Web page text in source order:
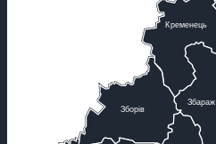
Збараж
Кременець
Зборів